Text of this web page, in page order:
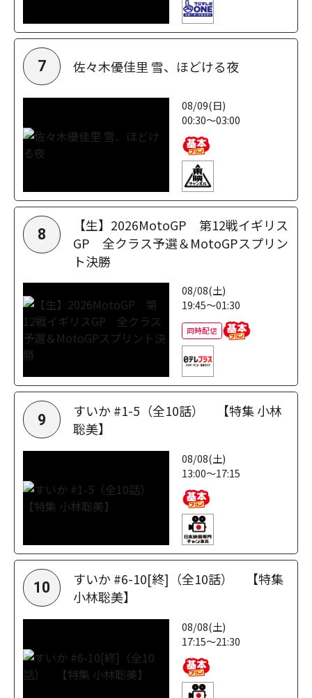
7 佐々木優佳里 雪、ほどける夜
08/09(日)
00:30～03:00
8
【生】2026MotoGP 第12戦イギリス
GP 全クラス予選＆MotoGPスプリン
ト決勝
08/08(土)
19:45～01:30
同時配信
9
すいか #1-5（全10話） 【特集 小林
聡美】
08/08(土)
13:00～17:15
10
すいか #6-10[終]（全10話） 【特集
小林聡美】
08/08(土)
17:15～21:30